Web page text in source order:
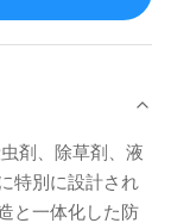
剤、除草剤、液
特別に設計され
と一体化した防